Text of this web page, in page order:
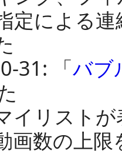
定による
31: 「バブ
イリスト
画数の上